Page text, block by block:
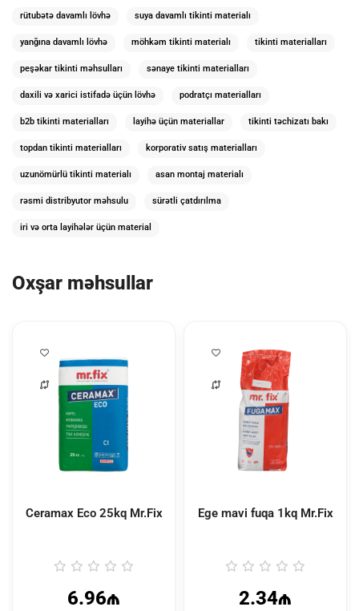
rütubətə davamlı lövhə suya davamlı tikinti materialı
yanğına davamlı lövhə möhkəm tikinti materialı tikinti materialları
peşəkar tikinti məhsulları sənaye tikinti materialları
daxili və xarici istifadə üçün lövhə podratçı materialları
b2b tikinti materialları layihə üçün materiallar tikinti təchizatı bakı
topdan tikinti materialları korporativ satış materialları
uzunömürlü tikinti materialı asan montaj materialı
rəsmi distribyutor məhsulu sürətli çatdırılma
iri və orta layihələr üçün material
Oxşar məhsullar
Ceramax Eco 25kq Mr.Fix
6.96₼
Ege mavi fuqa 1kq Mr.Fix
2.34₼